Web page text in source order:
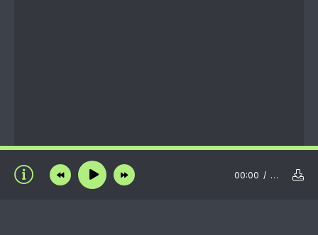
00:00 …